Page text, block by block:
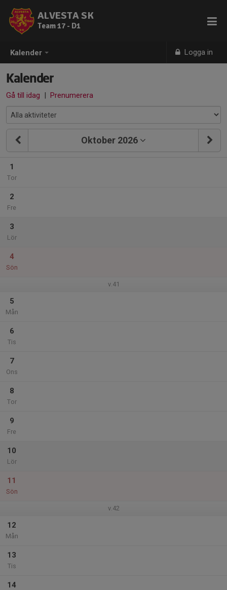
Kalender Logga in
ALVESTA SK
Team 17 - D1
Kalender
Gå till idag | Prenumerera
Oktober 2026
1
Tor
2
Fre
3
Lör
4
Sön
v.41
5
Mån
6
Tis
7
Ons
8
Tor
9
Fre
10
Lör
11
Sön
v.42
12
Mån
13
Tis
14